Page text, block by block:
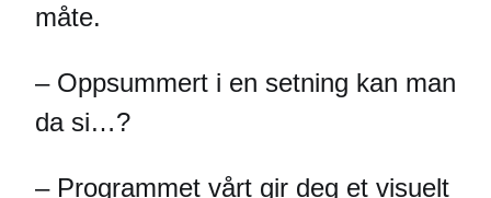
måte.
– Oppsummert i en setning kan man
da si…?
– Programmet vårt gir deg et visuelt